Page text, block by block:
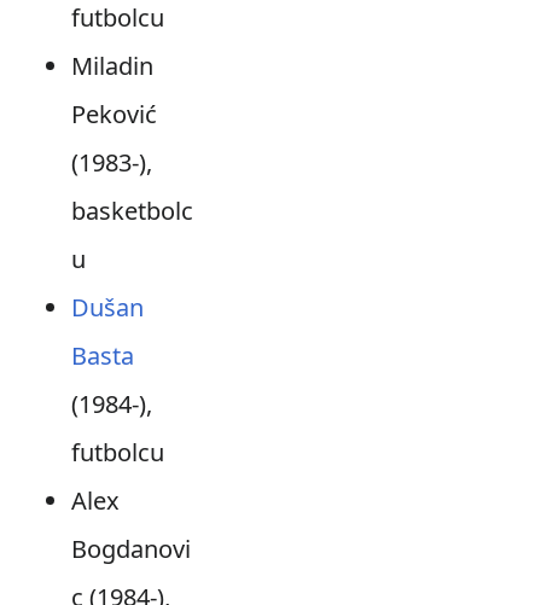
futbolcu
Miladin
Peković
(1983-),
basketbolc
u
Dušan
Basta
(1984-),
futbolcu
Alex
Bogdanovi
c (1984-),